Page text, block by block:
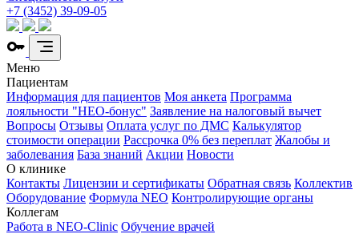
+7 (3452) 39-09-05
Меню
Пациентам
Информация для пациентов Моя анкета Программа
лояльности "НЕО-бонус" Заявление на налоговый вычет
Вопросы Отзывы Оплата услуг по ДМС Калькулятор
стоимости операции Рассрочка 0% без переплат Жалобы и
заболевания База знаний Акции Новости
О клинике
Контакты Лицензии и сертификаты Обратная связь Коллектив
Оборудование Формула NEO Контролирующие органы
Коллегам
Работа в NEO-Clinic Обучение врачей